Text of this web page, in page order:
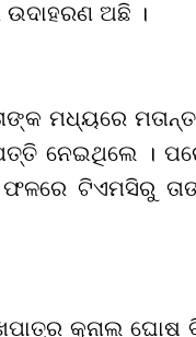
ଅଛି ।
ମଧ୍ୟରେ
ନେଇଥିଲେ ।
ଟିଏମସିରୁ
କୁନାଲ